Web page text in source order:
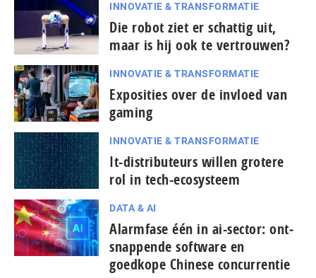
INNOVATIE & TRANSFORMATIE
Die robot ziet er schattig uit,
maar is hij ook te vertrouwen?
INNOVATIE & TRANSFORMATIE
Exposities over de invloed van
gaming
INNOVATIE & TRANSFORMATIE
It-dis­tri­bu­teurs willen grotere
rol in tech-ecosysteem
DATA & AI
Alarmfase één in ai-sector: ont­
snap­pen­de software en
goedkope Chinese con­cur­ren­tie